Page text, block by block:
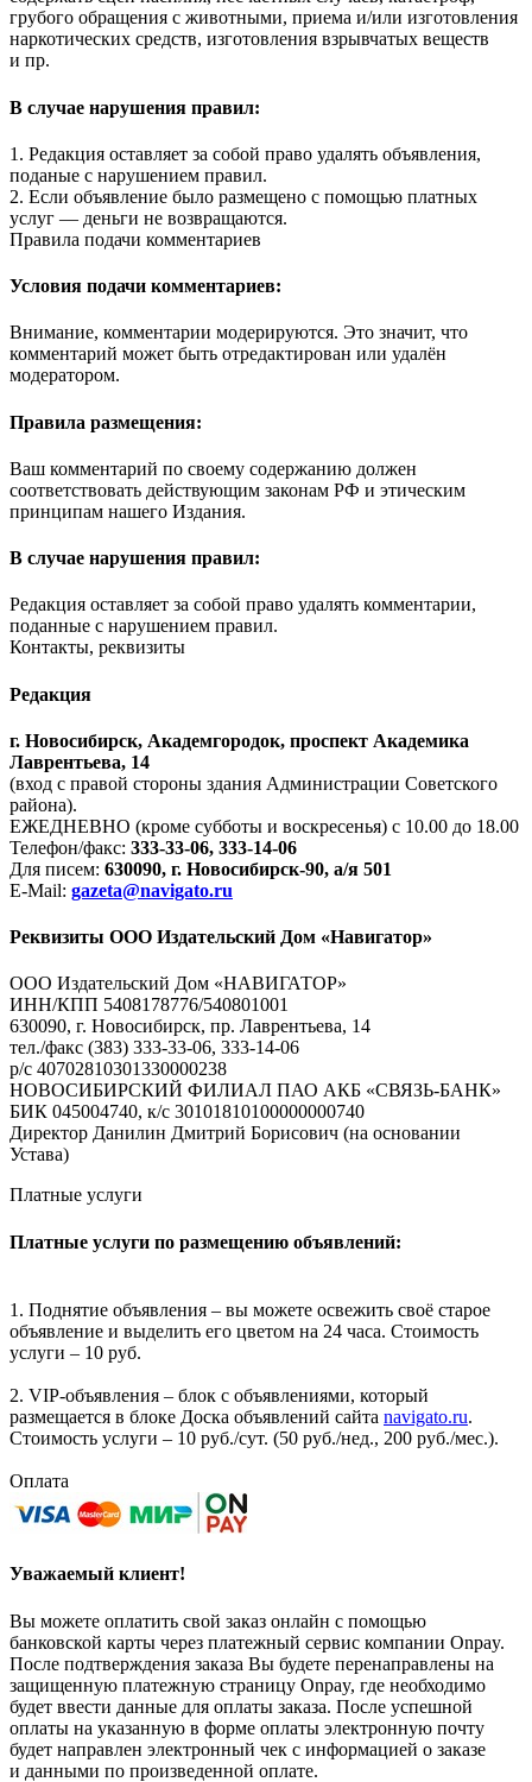
грубого обращения с животными, приема и/или изготовления
наркотических средств, изготовления взрывчатых веществ
и пр.
В случае нарушения правил:
1. Редакция оставляет за собой право удалять объявления,
поданые с нарушением правил.
2. Если объявление было размещено с помощью платных
услуг — деньги не возвращаются.
Правила подачи комментариев
Условия подачи комментариев:
Внимание, комментарии модерируются. Это значит, что
комментарий может быть отредактирован или удалён
модератором.
Правила размещения:
Ваш комментарий по своему содержанию должен
соответствовать действующим законам РФ и этическим
принципам нашего Издания.
В случае нарушения правил:
Редакция оставляет за собой право удалять комментарии,
поданные с нарушением правил.
Контакты, реквизиты
Редакция
г. Новосибирск, Академгородок, проспект Академика
Лаврентьева, 14
(вход с правой стороны здания Администрации Советского
района).
ЕЖЕДНЕВНО (кроме субботы и воскресенья) с 10.00 до 18.00
Телефон/факс: 333-33-06, 333-14-06
Для писем: 630090, г. Новосибирск-90, а/я 501
E-Mail: gazeta@navigato.ru
Реквизиты ООО Издательский Дом «Навигатор»
ООО Издательский Дом «НАВИГАТОР»
ИНН/КПП 5408178776/540801001
630090, г. Новосибирск, пр. Лаврентьева, 14
тел./факс (383) 333-33-06, 333-14-06
р/с 40702810301330000238
НОВОСИБИРСКИЙ ФИЛИАЛ ПАО АКБ «СВЯЗЬ-БАНК»
БИК 045004740, к/с 30101810100000000740
Директор Данилин Дмитрий Борисович (на основании
Устава)
Платные услуги
Платные услуги по размещению объявлений:
1. Поднятие объявления – вы можете освежить своё старое
объявление и выделить его цветом на 24 часа. Стоимость
услуги – 10 руб.
2. VIP-объявления – блок с объявлениями, который
размещается в блоке Доска объявлений сайта navigato.ru.
Стоимость услуги – 10 руб./сут. (50 руб./нед., 200 руб./мес.).
Оплата
Уважаемый клиент!
Вы можете оплатить свой заказ онлайн с помощью
банковской карты через платежный сервис компании Onpay.
После подтверждения заказа Вы будете перенаправлены на
защищенную платежную страницу Onpay, где необходимо
будет ввести данные для оплаты заказа. После успешной
оплаты на указанную в форме оплаты электронную почту
будет направлен электронный чек с информацией о заказе
и данными по произведенной оплате.